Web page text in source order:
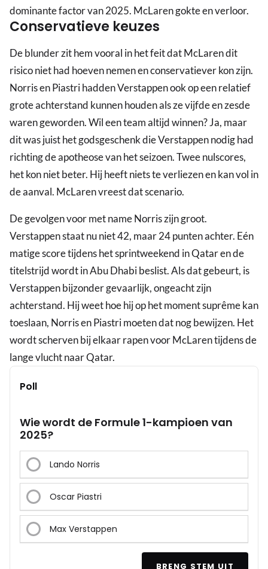
dominante factor van 2025. McLaren gokte en verloor.
Conservatieve keuzes
De blunder zit hem vooral in het feit dat McLaren dit
risico niet had hoeven nemen en conservatiever kon zijn.
Norris en Piastri hadden Verstappen ook op een relatief
grote achterstand kunnen houden als ze vijfde en zesde
waren geworden. Wil een team altijd winnen? Ja, maar
dit was juist het godsgeschenk die Verstappen nodig had
richting de apotheose van het seizoen. Twee nulscores,
het kon niet beter. Hij heeft niets te verliezen en kan vol in
de aanval. McLaren vreest dat scenario.
De gevolgen voor met name Norris zijn groot.
Verstappen staat nu niet 42, maar 24 punten achter. Eén
matige score tijdens het sprintweekend in Qatar en de
titelstrijd wordt in Abu Dhabi beslist. Als dat gebeurt, is
Verstappen bijzonder gevaarlijk, ongeacht zijn
achterstand. Hij weet hoe hij op het moment suprême kan
toeslaan, Norris en Piastri moeten dat nog bewijzen. Het
wordt scherven bij elkaar rapen voor McLaren tijdens de
lange vlucht naar Qatar.
Poll
Wie wordt de Formule 1-kampioen van
2025?
Lando Norris
Oscar Piastri
Max Verstappen
BRENG STEM UIT